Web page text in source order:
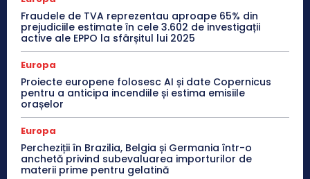
Fraudele de TVA reprezentau aproape 65% din
prejudiciile estimate în cele 3.602 de investigații
active ale EPPO la sfârșitul lui 2025
Europa
Proiecte europene folosesc AI și date Copernicus
pentru a anticipa incendiile și estima emisiile
orașelor
Europa
Percheziții în Brazilia, Belgia și Germania într-o
anchetă privind subevaluarea importurilor de
materii prime pentru gelatină